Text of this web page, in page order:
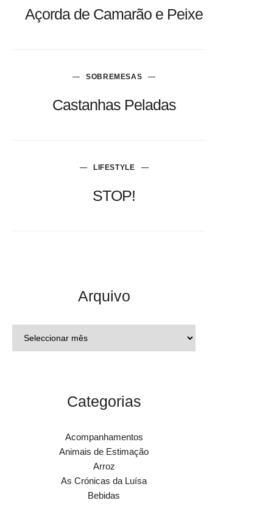
Açorda de Camarão e Peixe
SOBREMESAS
Castanhas Peladas
LIFESTYLE
STOP!
Arquivo
Categorias
Acompanhamentos
Animais de Estimação
Arroz
As Crónicas da Luísa
Bebidas